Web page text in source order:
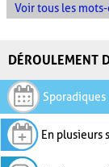
Voir tous les
DÉROULEMENT
Sporadiques
En plusieurs